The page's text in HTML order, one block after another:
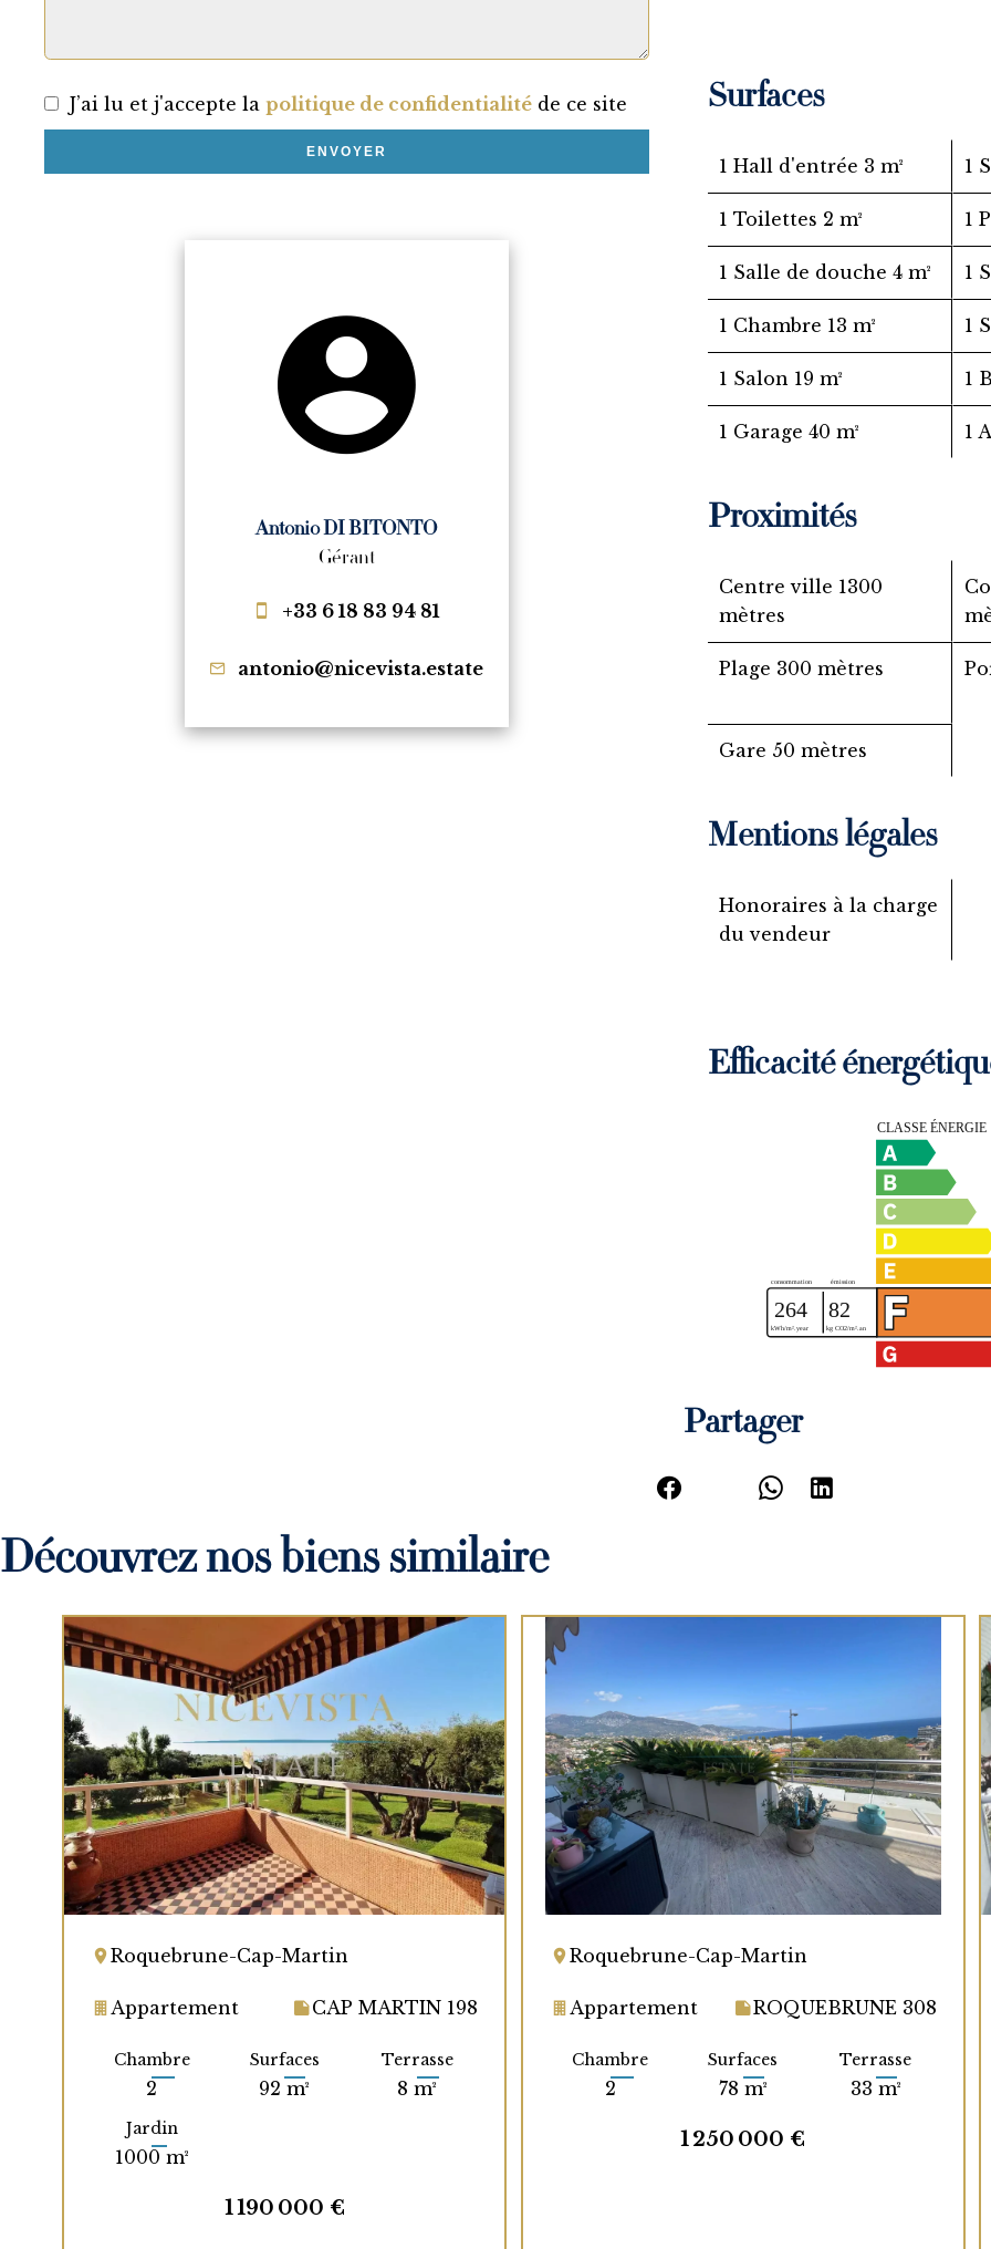
J’ai lu et j'accepte la politique de confidentialité de ce site
ENVOYER
Antonio DI BITONTO
Gérant
+33 6 18 83 94 81
antonio@nicevista.estate
Surfaces
1 Hall d'entrée 3 m² 1
1 Toilettes 2 m² 1
1 Salle de douche 4 m² 1
1 Chambre 13 m² 1
1 Salon 19 m² 1
1 Garage 40 m² 1
Proximités
Centre ville 1300
mètres
Plage 300 mètres
Gare 50 mètres
Mentions légales
Honoraires à la charge
du vendeur
Efficacité
Partager
Découvrez nos biens similaire
Roquebrune-Cap-Martin
Appartement CAP MARTIN 198
Chambre
2
Surfaces
92 m²
Terrasse
8 m²
Jardin
1000 m²
1 190 000 €
Roquebrune-Cap-Martin
Appartement ROQUEBRUNE 308
Chambre
2
Surfaces
78 m²
Terrasse
33 m²
1 250 000 €